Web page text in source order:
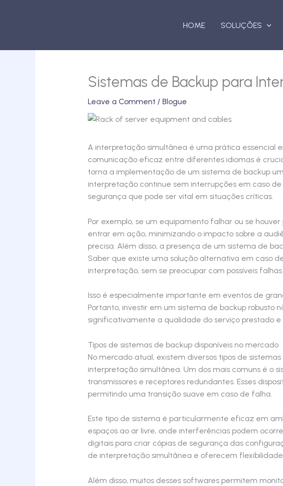
HOME SOLUÇÕES
Sistemas de Backup para
Leave a Comment / Blogue
A interpretação simultânea é uma prática essencial
comunicação eficaz entre diferentes idiomas é
torna a implementação de um sistema de backup
interpretação continue sem interrupções em caso
segurança que pode ser vital em situações críticas.
Por exemplo, se um equipamento falhar ou se
entrar em ação, minimizando o impacto sobre a
precisa. Além disso, a presença de um sistema de
Saber que existe uma solução alternativa em caso
interpretação, sem se preocupar com possíveis
Isso é especialmente importante em eventos de
Portanto, investir em um sistema de backup
significativamente a qualidade do serviço prestado
Tipos de sistemas de backup disponíveis no mercado
No mercado atual, existem diversos tipos de
interpretação simultânea. Um dos mais comuns é o
transmissores e receptores redundantes. Esses
permitindo uma transição suave em caso de falha.
Este tipo de sistema é particularmente eficaz em
espaços ao ar livre, onde interferências podem
digitais para criar cópias de segurança das
de interpretação simultânea e oferecem
Além disso, muitos desses softwares permitem